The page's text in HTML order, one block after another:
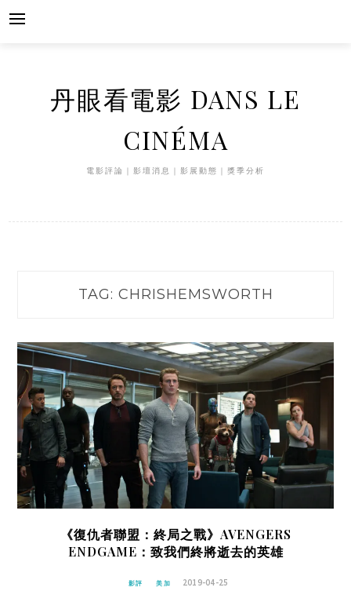
Skip
丹眼看電影 DANS LE
CINÉMA
電影評論｜影壇消息｜影展動態｜獎季分析
TAG: CHRISHEMSWORTH
《復仇者聯盟：終局之戰》AVENGERS
ENDGAME：致我們終將逝去的英雄
影評 美加 2019-04-25